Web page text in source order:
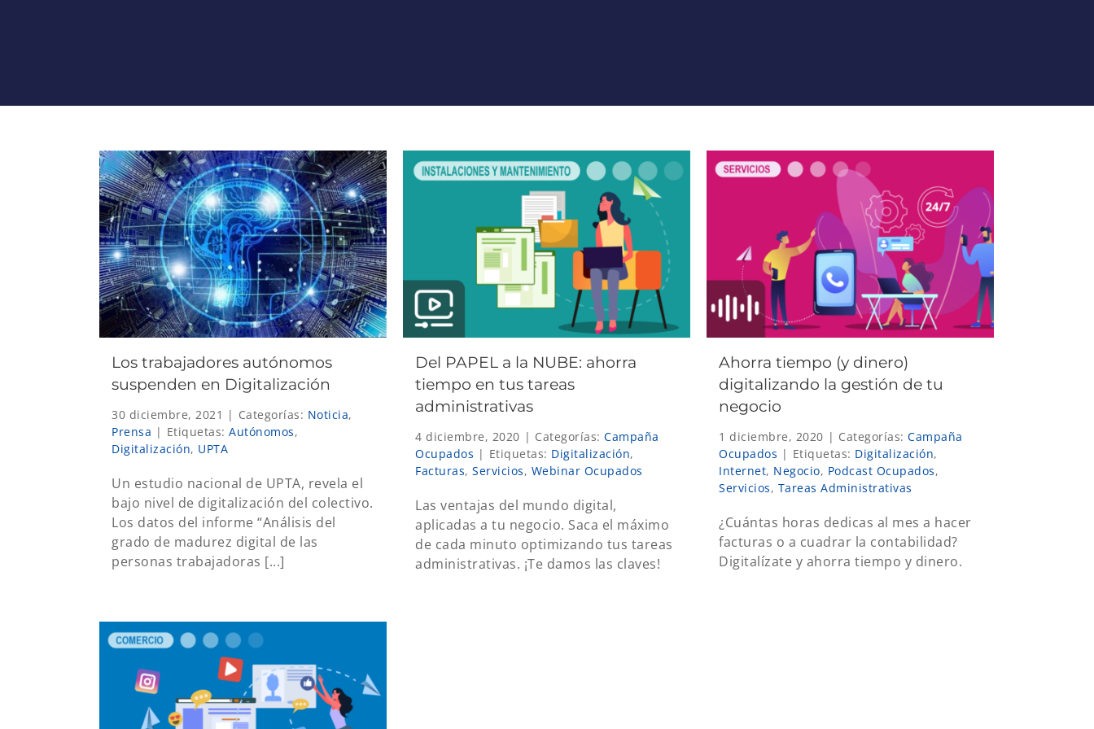
Los trabajadores autónomos
suspenden en Digitalización
30 diciembre, 2021 | Categorías: Noticia,
Prensa | Etiquetas: Autónomos,
Digitalización, UPTA
Un estudio nacional de UPTA, revela el
bajo nivel de digitalización del colectivo.
Los datos del informe “Análisis del
grado de madurez digital de las
personas trabajadoras [...]
Del PAPEL a la NUBE: ahorra
tiempo en tus tareas
administrativas
4 diciembre, 2020 | Categorías: Campaña
Ocupados | Etiquetas: Digitalización,
Facturas, Servicios, Webinar Ocupados
Las ventajas del mundo digital,
aplicadas a tu negocio. Saca el máximo
de cada minuto optimizando tus tareas
administrativas. ¡Te damos las claves!
Ahorra tiempo (y dinero)
digitalizando la gestión de tu
negocio
1 diciembre, 2020 | Categorías: Campaña
Ocupados | Etiquetas: Digitalización,
Internet, Negocio, Podcast Ocupados,
Servicios, Tareas Administrativas
¿Cuántas horas dedicas al mes a hacer
facturas o a cuadrar la contabilidad?
Digitalízate y ahorra tiempo y dinero.